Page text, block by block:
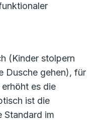
(Kinder stolpern
Dusche gehen), für
es die
ist die
Standard im